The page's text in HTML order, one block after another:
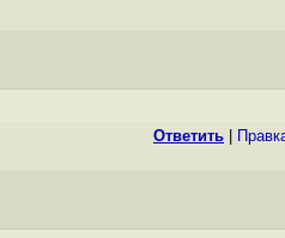
Ответить